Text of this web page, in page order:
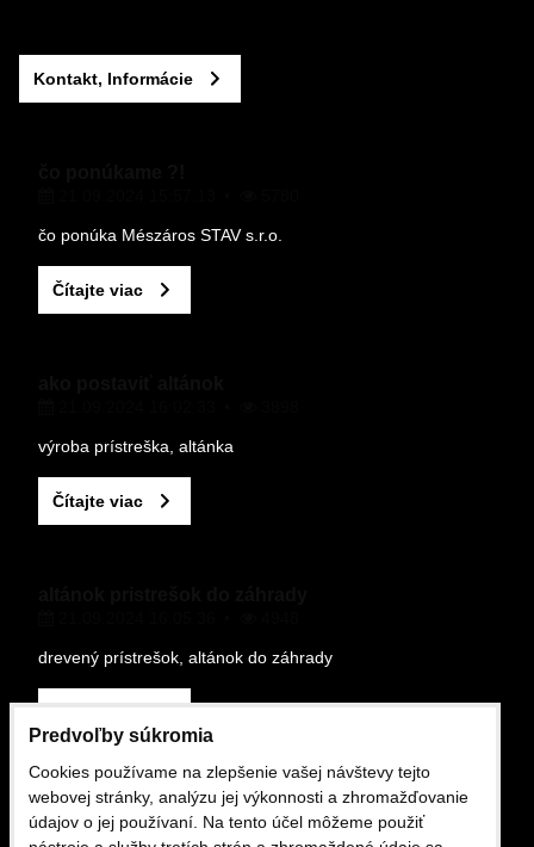
Kontakt, Informácie
čo ponúka Mészáros STAV s.r.o.
Čítajte viac
výroba prístreška, altánka
Čítajte viac
drevený prístrešok, altánok do záhrady
OBCHODNÉ PODMIENKY
Predvoľby súkromia
Cookies používame na zlepšenie vašej návštevy tejto
webovej stránky, analýzu jej výkonnosti a zhromažďovanie
údajov o jej používaní. Na tento účel môžeme použiť